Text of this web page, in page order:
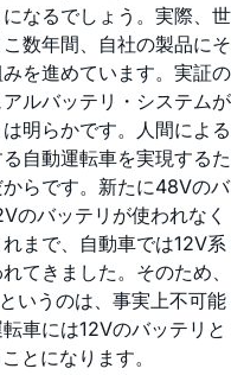
なるでしょう。実際、世
数年間、自社の製品にそ
を進めています。実証の
ルバッテリ・システムが
明らかです。人間による
自動運転車を実現するた
らです。新たに48Vのバ
のバッテリが使われなく
まで、自動車では12V系
てきました。そのため、
いうのは、事実上不可能
車には12Vのバッテリと
とになります。